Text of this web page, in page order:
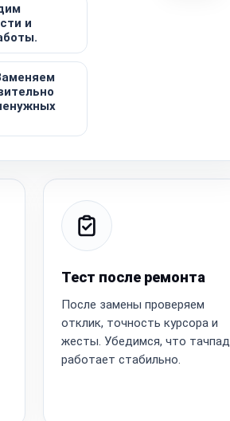
и
Тест после ремонта
После замены проверяем
отклик, точность курсора и
жесты. Убедимся, что тачпад
работает стабильно.